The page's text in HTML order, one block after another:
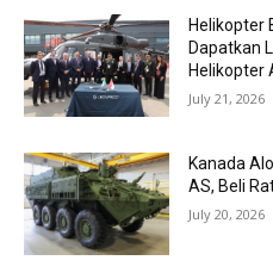
Helikopter
Dapatkan
Helikopter
July 21, 2026
Kanada
AS, Beli
July 20, 2026